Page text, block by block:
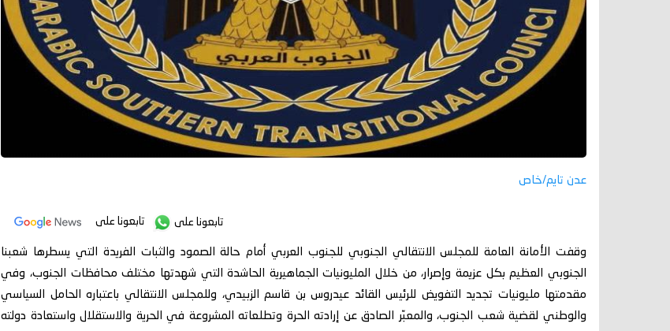
عدن تايم/خاص
تابعونا على تابعونا على
وقفت الأمانة العامة للمجلس الانتقالي الجنوبي للجنوب العربي أمام حالة الصمود والثبات الفريدة التي يسطرها شعبنا
الجنوبي العظيم بكل عزيمة وإصرار، من خلال المليونيات الجماهيرية الحاشدة التي شهدتها مختلف محافظات الجنوب، وفي
مقدمتها مليونيات تجديد التفويض للرئيس القائد عيدروس بن قاسم الزبيدي، وللمجلس الانتقالي باعتباره الحامل السياسي
والوطني لقضية شعب الجنوب، والمعبّر الصادق عن إرادته الحرة وتطلعاته المشروعة في الحرية والاستقلال واستعادة دولته